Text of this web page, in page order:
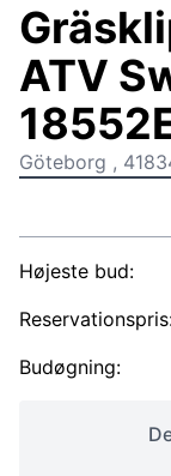
ATV
Göteborg ,
Højeste bud:
Budøgning: